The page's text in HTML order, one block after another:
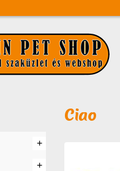
Ciao
+
+
+
+